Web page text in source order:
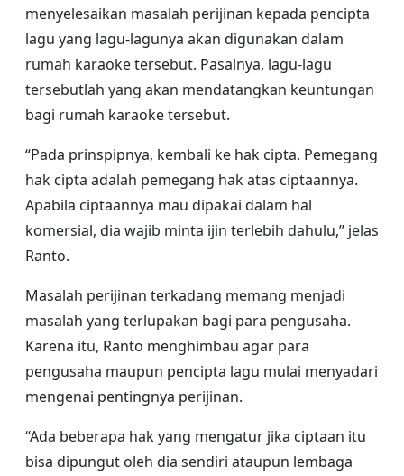
menyelesaikan masalah perijinan kepada pencipta
lagu yang lagu-lagunya akan digunakan dalam
rumah karaoke tersebut. Pasalnya, lagu-lagu
tersebutlah yang akan mendatangkan keuntungan
bagi rumah karaoke tersebut.
“Pada prinspipnya, kembali ke hak cipta. Pemegang
hak cipta adalah pemegang hak atas ciptaannya.
Apabila ciptaannya mau dipakai dalam hal
komersial, dia wajib minta ijin terlebih dahulu,” jelas
Ranto.
Masalah perijinan terkadang memang menjadi
masalah yang terlupakan bagi para pengusaha.
Karena itu, Ranto menghimbau agar para
pengusaha maupun pencipta lagu mulai menyadari
mengenai pentingnya perijinan.
“Ada beberapa hak yang mengatur jika ciptaan itu
bisa dipungut oleh dia sendiri ataupun lembaga